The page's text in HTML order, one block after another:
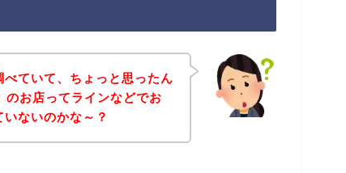
ていて、ちょっと思ったん
お店ってラインなどでお
ないのかな～？